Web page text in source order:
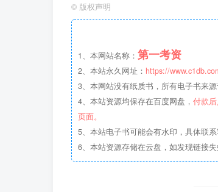
© 版权声明
1、本网站名称： 第一考资
2、本站永久网址： https://
3、本网站没有纸质书，所有电子书来
4、本站资源均保存在百度网盘， 付款
页面。
5、本站电子书可能会有水印，具体联
6、本站资源存储在云盘，如发现链接